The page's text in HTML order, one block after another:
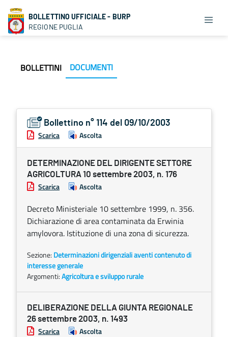
BOLLETTINO UFFICIALE - BURP
REGIONE PUGLIA
BOLLETTINI DOCUMENTI
Bollettino n° 114 del 09/10/2003
Scarica Ascolta
DETERMINAZIONE DEL DIRIGENTE SETTORE
AGRICOLTURA 10 settembre 2003, n. 176
Scarica Ascolta
Decreto Ministeriale 10 settembre 1999, n. 356.
Dichiarazione di area contaminata da Erwinia
amylovora. Istituzione di una zona di sicurezza.
Sezione: Determinazioni dirigenziali aventi contenuto di
interesse generale
Argomenti:Agricoltura e sviluppo rurale
DELIBERAZIONE DELLA GIUNTA REGIONALE
26 settembre 2003, n. 1493
Scarica Ascolta